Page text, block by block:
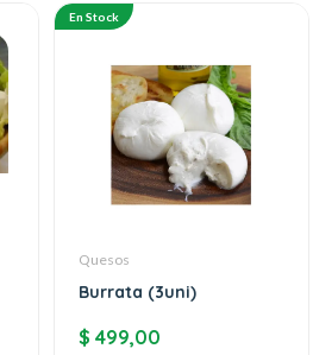
En Stock
Quesos
Burrata (3uni)
$ 499,00